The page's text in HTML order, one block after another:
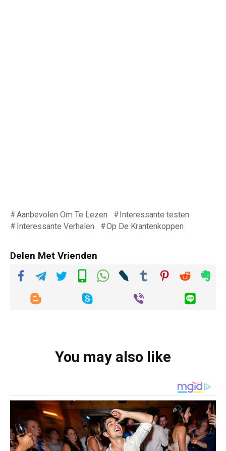
Aanbevolen Om Te Lezen
Interessante testen
Interessante Verhalen
Op De Krantenkoppen
Delen Met Vrienden
You may also like